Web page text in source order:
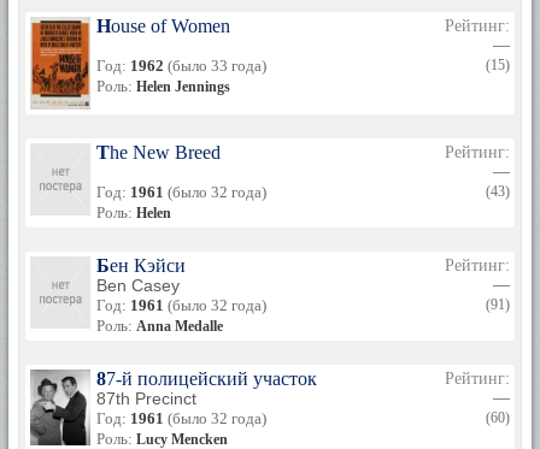
House of Women
Год: 1962 (было 33 года)
Роль: Helen Jennings
Рейтинг:
—
(15)
The New Breed
Год: 1961 (было 32 года)
Роль: Helen
Рейтинг:
—
(43)
Бен Кэйси
Ben Casey
Год: 1961 (было 32 года)
Роль: Anna Medalle
Рейтинг:
—
(91)
87-й полицейский участок
87th Precinct
Год: 1961 (было 32 года)
Роль: Lucy Mencken
Рейтинг:
—
(60)